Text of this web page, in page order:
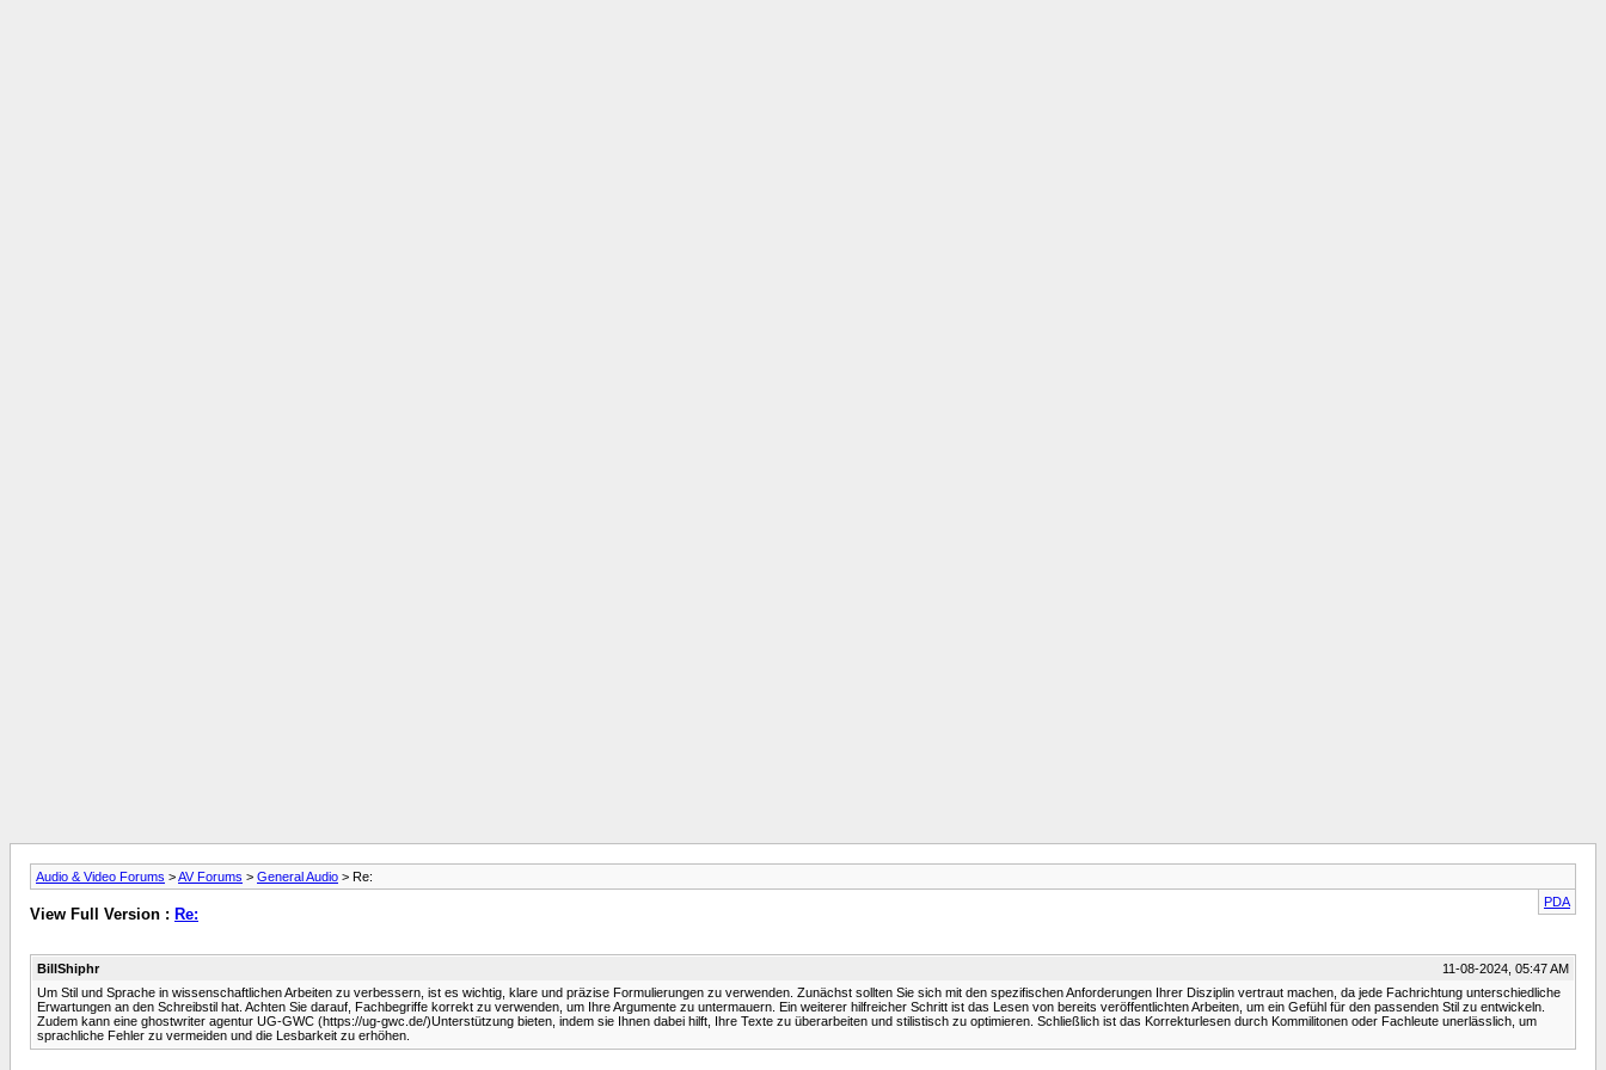
Audio & Video Forums >AV Forums > General Audio > Re:
PDA
View Full Version : Re:
BillShiphr
11-08-2024, 05:47 AM
Um Stil und Sprache in wissenschaftlichen Arbeiten zu verbessern, ist es wichtig, klare und präzise Formulierungen zu verwenden. Zunächst sollten Sie sich mit den spezifischen Anforderungen Ihrer Disziplin vertraut machen, da jede Fachrichtung unterschiedliche
Erwartungen an den Schreibstil hat. Achten Sie darauf, Fachbegriffe korrekt zu verwenden, um Ihre Argumente zu untermauern. Ein weiterer hilfreicher Schritt ist das Lesen von bereits veröffentlichten Arbeiten, um ein Gefühl für den passenden Stil zu entwickeln.
Zudem kann eine ghostwriter agentur UG-GWC (https://ug-gwc.de/)Unterstützung bieten, indem sie Ihnen dabei hilft, Ihre Texte zu überarbeiten und stilistisch zu optimieren. Schließlich ist das Korrekturlesen durch Kommilitonen oder Fachleute unerlässlich, um
sprachliche Fehler zu vermeiden und die Lesbarkeit zu erhöhen.